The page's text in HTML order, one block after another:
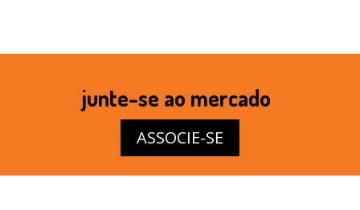
junte-se ao mercado
ASSOCIE-SE